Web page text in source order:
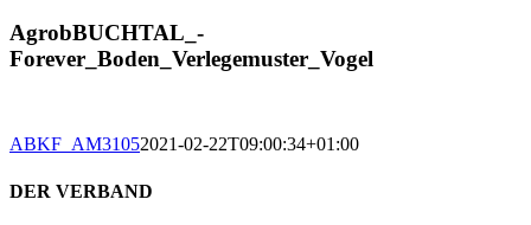
AgrobBUCHTAL_-
Forever_Boden_Verlegemuster_Vogel
ABKF_AM31052021-02-22T09:00:34+01:00
DER VERBAND